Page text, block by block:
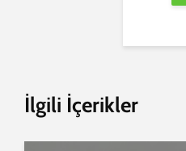
İlgili İçerikler